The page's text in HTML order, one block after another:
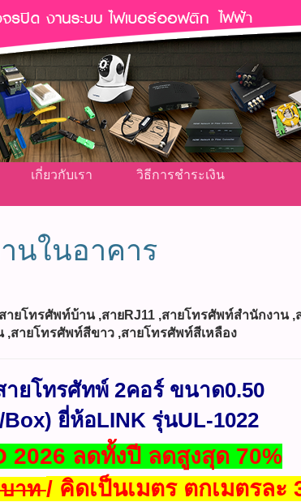
เกี่ยวกับเรา
วิธีการชำระเงิน
นในอาคาร
ยโทรศัพท์บ้าน ,สายRJ11 ,สายโทรศัพท์สำนักงาน ,
สายโทรศัพท์สีขาว ,สายโทรศัพท์สีเหลือง
ายโทรศัทพ์ 2คอร์ ขนาด0.50
Box) ยี่ห้อLINK รุ่นUL-1022
2026 ลดทั้งปี ลดสูงสุด 70%
บาท/ คิดเป็นเมตร ตกเมตรละ